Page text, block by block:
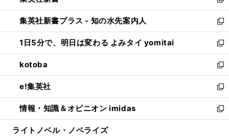
開
く
ン
ド
ウ
で
開
く
ウ
ィ
ン
ド
ウ
で
開
く
し
い
ウ
ィ
ン
ド
ウ
で
開
く
集英社新書プラス - 知の水先案内人
新
し
い
ウ
ィ
ン
ド
ウ
で
開
1日5分で、明日は変わる よみタイ yomitai
新
し
い
ウ
ィ
ン
ド
ウ
kotoba
新
し
い
ウ
ィ
ン
e!集英社
新
し
い
ウ
情報・知識＆オピニオン imidas
新
し
ライトノベル・ノベライズ